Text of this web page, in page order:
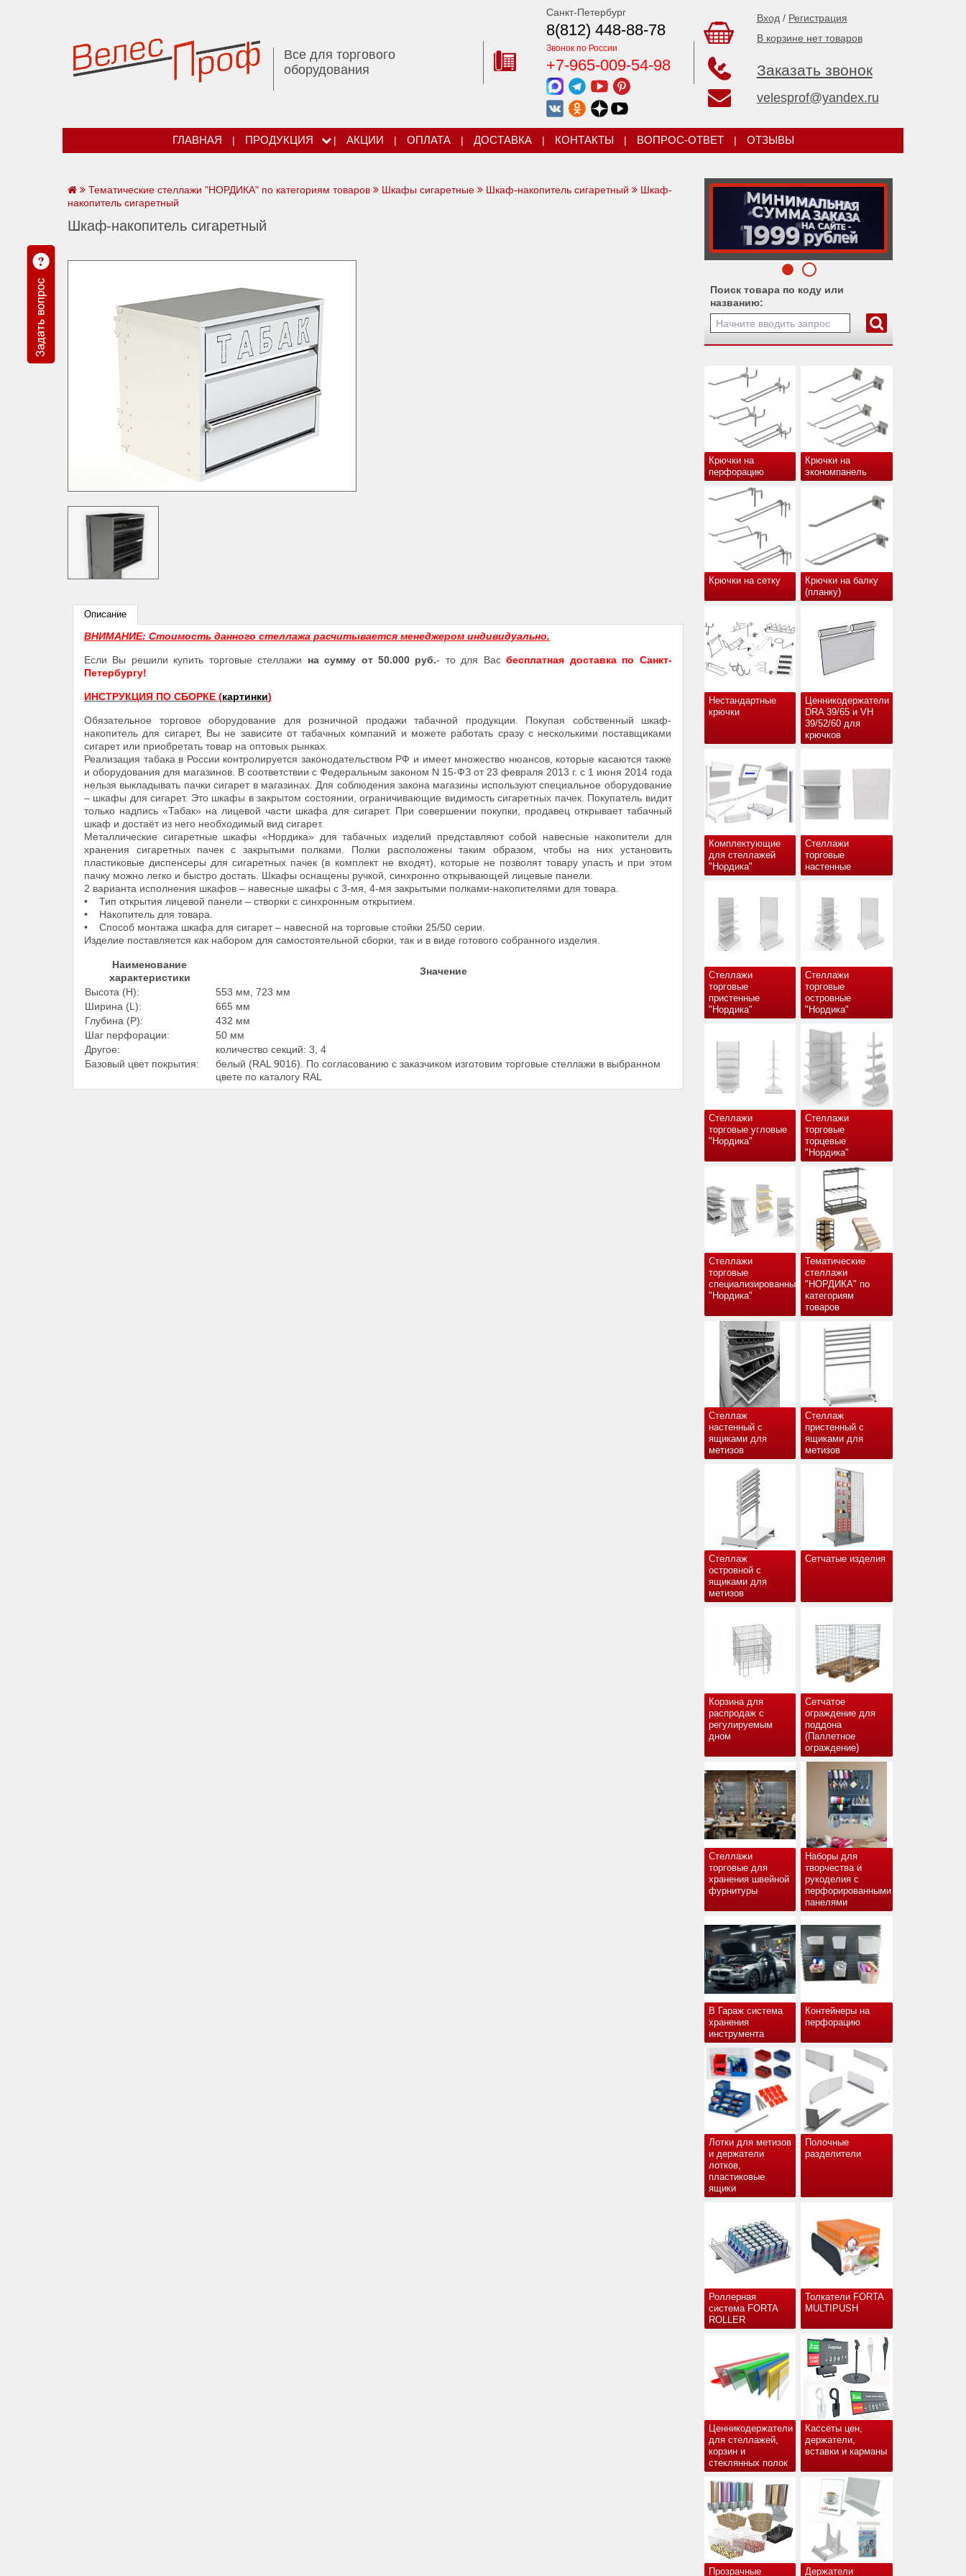
Все для торгового
оборудования
Санкт-Петербург
8(812) 448-88-78
Звонок по России
+7-965-009-54-98
Вход / Регистрация
В корзине нет товаров
Заказать звонок
velesprof@yandex.ru
ГЛАВНАЯ | ПРОДУКЦИЯ | АКЦИИ | ОПЛАТА | ДОСТАВКА | КОНТАКТЫ | ВОПРОС-ОТВЕТ | ОТЗЫВЫ
Поиск товара по коду или
названию:
Крючки на
перфорацию
Крючки на
экономпанель
Крючки на сетку
Крючки на балку
(планку)
Нестандартные
крючки
Ценникодержатели
DRA 39/65 и VH
39/52/60 для
крючков
Комплектующие
для стеллажей
"Нордика"
Стеллажи
торговые
настенные
Стеллажи
торговые
пристенные
"Нордика"
Стеллажи
торговые
островные
"Нордика"
Стеллажи
торговые угловые
"Нордика"
Стеллажи
торговые
торцевые
"Нордика"
Стеллажи
торговые
специализированные
"Нордика"
Тематические
стеллажи
"НОРДИКА" по
категориям
товаров
Стеллаж
настенный с
ящиками для
метизов
Стеллаж
пристенный с
ящиками для
метизов
Стеллаж
островной с
ящиками для
метизов
Сетчатые изделия
Корзина для
распродаж с
регулируемым
дном
Сетчатое
ограждение для
поддона
(Паллетное
ограждение)
Стеллажи
торговые для
хранения швейной
фурнитуры
Наборы для
творчества и
рукоделия с
перфорированными
панелями
В Гараж система
хранения
инструмента
Контейнеры на
перфорацию
Лотки для метизов
и держатели
лотков,
пластиковые
ящики
Полочные
разделители
Роллерная
система FORTA
ROLLER
Толкатели FORTA
MULTIPUSH
Ценникодержатели
для стеллажей,
корзин и
стеклянных полок
Кассеты цен,
держатели,
вставки и карманы
Прозрачные Держатели
Тематические стеллажи "НОРДИКА" по категориям товаров Шкафы сигаретные Шкаф-накопитель сигаретный
Шкаф-
накопитель сигаретный
Шкаф-накопитель сигаретный
Описание
ВНИМАНИЕ: Стоимость данного стеллажа расчитывается менеджером индивидуально.
Если Вы решили купить торговые стеллажи на сумму от 50.000 руб.- то для Васбесплатная доставка по Санкт-
Петербургу!
ИНСТРУКЦИЯ ПО СБОРКЕ (картинки)
Обязательное торговое оборудование для розничной продажи табачной продукции. Покупая собственный шкаф-
накопитель для сигарет, Вы не зависите от табачных компаний и можете работать сразу с несколькими поставщиками
сигарет или приобретать товар на оптовых рынках.
Реализация табака в России контролируется законодательством РФ и имеет множество нюансов, которые касаются также
и оборудования для магазинов. В соответствии с Федеральным законом N 15-ФЗ от 23 февраля 2013 г. c 1 июня 2014 года
нельзя выкладывать пачки сигарет в магазинах. Для соблюдения закона магазины используют специальное оборудование
– шкафы для сигарет. Это шкафы в закрытом состоянии, ограничивающие видимость сигаретных пачек. Покупатель видит
только надпись «Табак» на лицевой части шкафа для сигарет. При совершении покупки, продавец открывает табачный
шкаф и достаёт из него необходимый вид сигарет.
Металлические сигаретные шкафы «Нордика» для табачных изделий представляют собой навесные накопители для
хранения сигаретных пачек с закрытыми полками. Полки расположены таким образом, чтобы на них установить
пластиковые диспенсеры для сигаретных пачек (в комплект не входят), которые не позволят товару упасть и при этом
пачку можно легко и быстро достать. Шкафы оснащены ручкой, синхронно открывающей лицевые панели.
2 варианта исполнения шкафов – навесные шкафы с 3-мя, 4-мя закрытыми полками-накопителями для товара.
• Тип открытия лицевой панели – створки с синхронным открытием.
• Накопитель для товара.
• Способ монтажа шкафа для сигарет – навесной на торговые стойки 25/50 серии.
Изделие поставляется как набором для самостоятельной сборки, так и в виде готового собранного изделия.
Наименование
характеристики
Значение
Высота (Н):
553 мм, 723 мм
Ширина (L):
665 мм
Глубина (Р):
432 мм
Шаг перфорации:
50 мм
Другое:
количество секций: 3, 4
Базовый цвет покрытия:
белый (RAL 9016). По согласованию с заказчиком изготовим торговые стеллажи в выбранном
цвете по каталогу RAL